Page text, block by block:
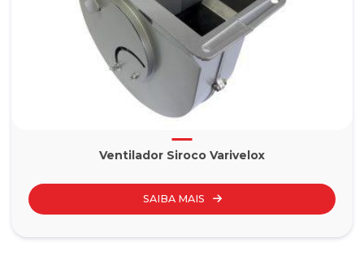
Ventilador Siroco Varivelox
SAIBA MAIS